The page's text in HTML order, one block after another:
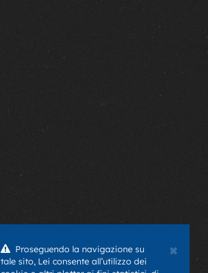
×
Proseguendo la navigazione su
tale sito, Lei consente all’utilizzo dei